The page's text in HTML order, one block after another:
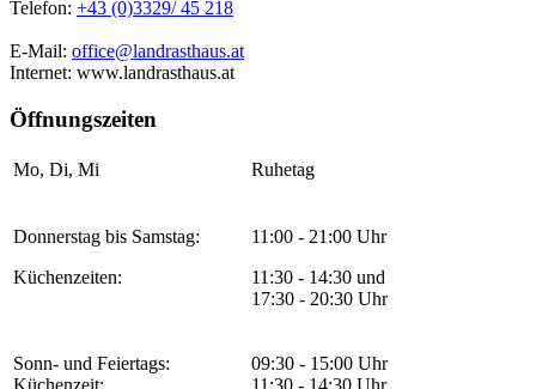
Telefon: +43 (0)3329/ 45 218
E-Mail: office@landrasthaus.at
Internet: www.landrasthaus.at
Öffnungszeiten
Mo, Di, Mi Ruhetag
Donnerstag bis Samstag:
Küchenzeiten:
11:00 - 21:00 Uhr
11:30 - 14:30 und
17:30 - 20:30 Uhr
Sonn- und Feiertags:
Küchenzeit:
09:30 - 15:00 Uhr
11:30 - 14:30 Uhr